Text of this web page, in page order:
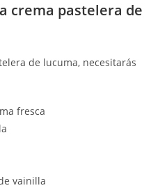
crema pastelera de
de lucuma, necesitarás
fresca
vainilla